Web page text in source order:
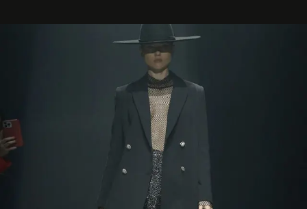
por propósitos, com um claro senso de missão na vida e